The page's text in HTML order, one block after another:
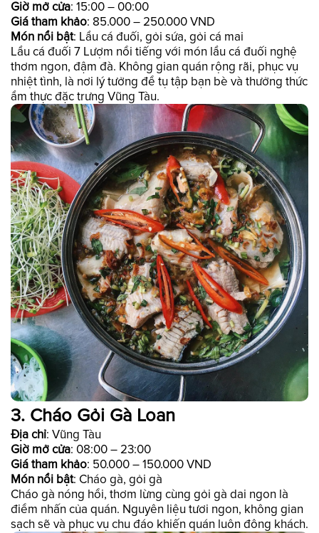
Giờ mở cửa: 15:00 – 00:00
Giá tham khảo: 85.000 – 250.000 VND
Món nổi bật: Lẩu cá đuối, gỏi sứa, gỏi cá mai
Lẩu cá đuối 7 Lượm nổi tiếng với món lẩu cá đuối nghệ
thơm ngon, đậm đà. Không gian quán rộng rãi, phục vụ
nhiệt tình, là nơi lý tưởng để tụ tập bạn bè và thưởng thức
ẩm thực đặc trưng Vũng Tàu.
3. Cháo Gỏi Gà Loan
Địa chỉ: Vũng Tàu
Giờ mở cửa: 08:00 – 23:00
Giá tham khảo: 50.000 – 150.000 VND
Món nổi bật: Cháo gà, gỏi gà
Cháo gà nóng hổi, thơm lừng cùng gỏi gà dai ngon là
điểm nhấn của quán. Nguyên liệu tươi ngon, không gian
sạch sẽ và phục vụ chu đáo khiến quán luôn đông khách.